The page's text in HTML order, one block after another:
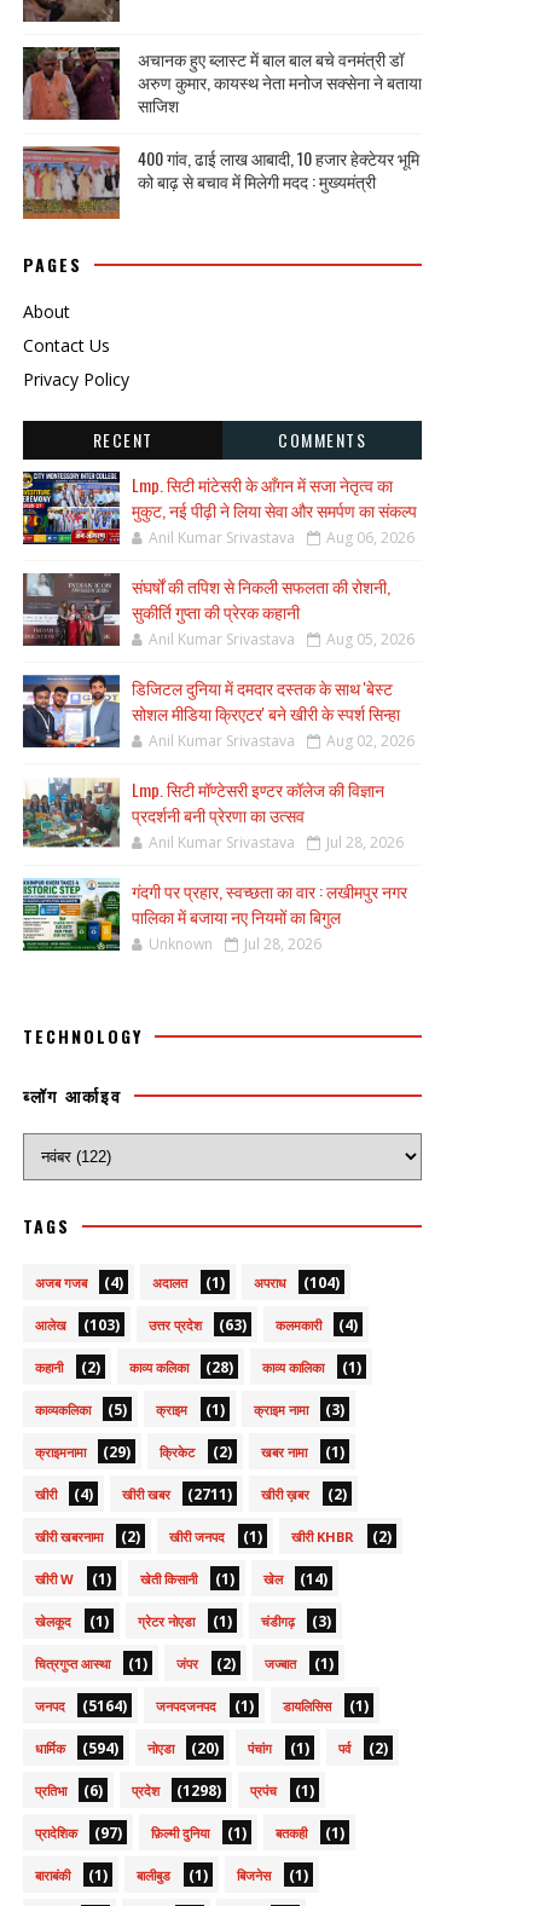
अचानक हुए ब्लास्ट में बाल बाल बचे वनमंत्री डॉ
अरुण कुमार, कायस्थ नेता मनोज सक्सेना ने बताया
साजिश
400 गांव, ढाई लाख आबादी, 10 हजार हेक्टेयर भूमि
को बाढ़ से बचाव में मिलेगी मदद : मुख्यमंत्री
PAGES
About
Contact Us
Privacy Policy
RECENT
COMMENTS
Lmp. सिटी मांटेसरी के आँगन में सजा नेतृत्व का
मुकुट, नई पीढ़ी ने लिया सेवा और समर्पण का संकल्प
Anil Kumar Srivastava Aug 06, 2026
संघर्षों की तपिश से निकली सफलता की रोशनी,
सुकीर्ति गुप्ता की प्रेरक कहानी
Anil Kumar Srivastava Aug 05, 2026
डिजिटल दुनिया में दमदार दस्तक के साथ 'बेस्ट
सोशल मीडिया क्रिएटर' बने खीरी के स्पर्श सिन्हा
Anil Kumar Srivastava Aug 02, 2026
Lmp. सिटी मॉण्टेसरी इण्टर कॉलेज की विज्ञान
प्रदर्शनी बनी प्रेरणा का उत्सव
Anil Kumar Srivastava Jul 28, 2026
गंदगी पर प्रहार, स्वच्छता का वार : लखीमपुर नगर
पालिका में बजाया नए नियमों का बिगुल
Unknown Jul 28, 2026
TECHNOLOGY
ब्लॉग आर्काइव
TAGS
अजब गजब (4) अदालत (1) अपराध (104)
आलेख (103) उत्तर प्रदेश (63) कलमकारी (4)
कहानी (2) काव्य कलिका (28) काव्य कालिका (1)
काव्यकलिका (5) क्राइम (1) क्राइम नामा (3)
क्राइमनामा (29) क्रिकेट (2) खबर नामा (1)
खीरी (4) खीरी खबर (2711) खीरी ख़बर (2)
खीरी खबरनामा (2) खीरी जनपद (1) खीरी KHBR (2)
खीरी W (1) खेती किसानी (1) खेल (14)
खेलकूद (1) ग्रेटर नोएडा (1) चंडीगढ़ (3)
चित्रगुप्त आस्था (1) जंपर (2) जज्बात (1)
जनपद (5164) जनपदजनपद (1) डायलिसिस (1)
धार्मिक (594) नोएडा (20) पंचांग (1) पर्व (2)
प्रतिभा (6) प्रदेश (1298) प्रपंच (1)
प्रादेशिक (97) फ़िल्मी दुनिया (1) बतकही (1)
बाराबंकी (1) बालीबुड (1) बिजनेस (1)